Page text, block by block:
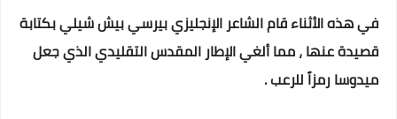
في هذه الأثناء قام الشاعر الإنجليزي بيرسي بيش شيلي بكتابة
قصيدة عنها ، مما ألغي الإطار المقدس التقليدي الذي جعل
ميدوسا رمزاً للرعب .